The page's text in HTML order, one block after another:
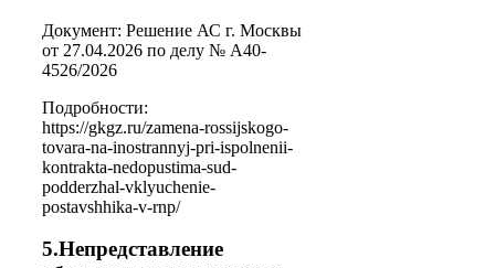
Документ: Решение АС г. Москвы
от 27.04.2026 по делу № А40-
4526/2026
Подробности:
https://gkgz.ru/zamena-rossijskogo-
tovara-na-inostrannyj-pri-ispolnenii-
kontrakta-nedopustima-sud-
podderzhal-vklyuchenie-
postavshhika-v-rnp/
5.Непредставление